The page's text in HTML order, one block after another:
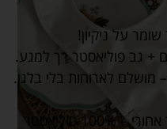
על ניקיון!
מושלם לארוחות בלי בלגן.